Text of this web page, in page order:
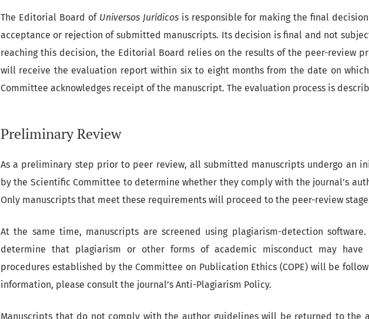
The Editorial Board of Universos Jurídicosis responsible for making the final
acceptance or rejection of submitted manuscripts. Its decision is final and not
reaching this decision, the Editorial Board relies on the results of the peer-review
will receive the evaluation report within six to eight months from the date on
Committee acknowledges receipt of the manuscript. The evaluation process is
Preliminary Review
As a preliminary step prior to peer review, all submitted manuscripts undergo an
by the Scientific Committee to determine whether they comply with the journal’s
Only manuscripts that meet these requirements will proceed to the peer-review
At the same time, manuscripts are screened using plagiarism-detection
determine that plagiarism or other forms of academic misconduct may have
procedures established by the Committee on Publication Ethics (COPE) will be
information, please consult the journal’s Anti-Plagiarism Policy.
Manuscripts that do not comply with the author guidelines will be returned to the